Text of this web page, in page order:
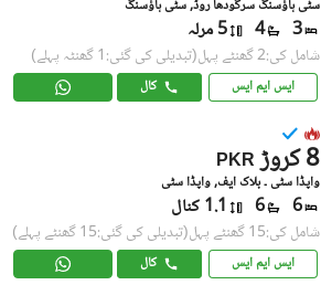
سٹی ہاؤسنگ سرگودھا روڈ, سٹی ہاؤسنگ
3
4 5 مرلہ
شامل کی:2 گھنٹے پہل (تبدیلی کی گئی:1 گھنٹہ پہلے)
ایس ایم ایس کال
PKR 8 کروڑ
واپڈا سٹی ۔ بلاک ایف, واپڈا سٹی
6
6 1.1 کنال
شامل کی:15 گھنٹے پہل (تبدیلی کی گئی:15 گھنٹے پہلے)
ایس ایم ایس کال